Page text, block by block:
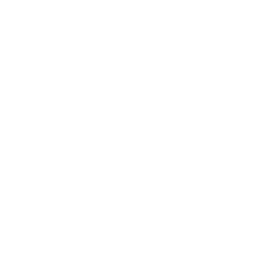
惊险
爱情生活的起点。未来还有许多障碍等待着两人共同跨越。Runch和Nee
一直难以找到稳定的工作，最终只能